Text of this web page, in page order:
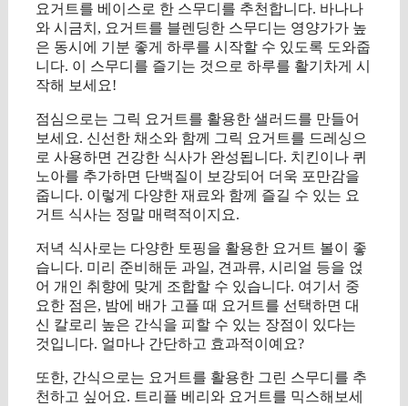
요거트를 베이스로 한 스무디를 추천합니다. 바나나
와 시금치, 요거트를 블렌딩한 스무디는 영양가가 높
은 동시에 기분 좋게 하루를 시작할 수 있도록 도와줍
니다. 이 스무디를 즐기는 것으로 하루를 활기차게 시
작해 보세요!
점심으로는 그릭 요거트를 활용한 샐러드를 만들어
보세요. 신선한 채소와 함께 그릭 요거트를 드레싱으
로 사용하면 건강한 식사가 완성됩니다. 치킨이나 퀴
노아를 추가하면 단백질이 보강되어 더욱 포만감을
줍니다. 이렇게 다양한 재료와 함께 즐길 수 있는 요
거트 식사는 정말 매력적이지요.
저녁 식사로는 다양한 토핑을 활용한 요거트 볼이 좋
습니다. 미리 준비해둔 과일, 견과류, 시리얼 등을 얹
어 개인 취향에 맞게 조합할 수 있습니다. 여기서 중
요한 점은, 밤에 배가 고플 때 요거트를 선택하면 대
신 칼로리 높은 간식을 피할 수 있는 장점이 있다는
것입니다. 얼마나 간단하고 효과적이예요?
또한, 간식으로는 요거트를 활용한 그린 스무디를 추
천하고 싶어요. 트리플 베리와 요거트를 믹스해보세